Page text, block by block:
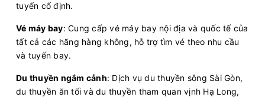
tuyến cố định.
Vé máy bay: Cung cấp vé máy bay nội địa và quốc tế của
tất cả các hãng hàng không, hỗ trợ tìm vé theo nhu cầu
và tuyến bay.
Du thuyền ngắm cảnh: Dịch vụ du thuyền sông Sài Gòn,
du thuyền ăn tối và du thuyền tham quan vịnh Hạ Long,